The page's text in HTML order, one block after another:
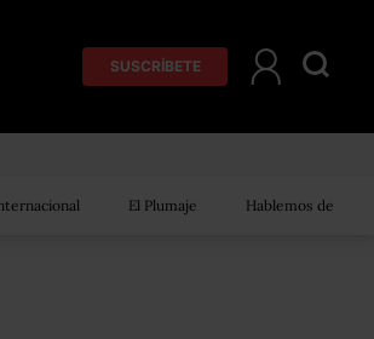
SUSCRÍBETE
El Plumaje Hablemos de